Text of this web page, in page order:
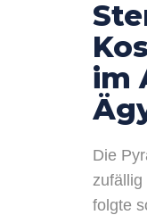
im
Die
zufällig
folgte